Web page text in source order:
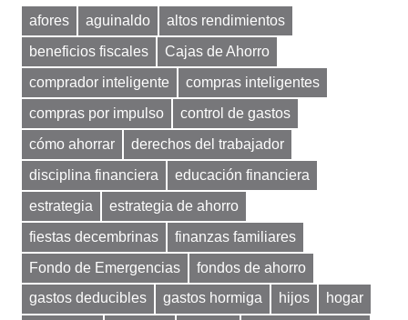
afores aguinaldo
altos rendimientos
beneficios fiscales
Cajas de Ahorro
comprador inteligente
compras inteligentes
compras por impulso
control de gastos
cómo ahorrar
derechos del trabajador
disciplina financiera
educación financiera
estrategia
estrategia de ahorro
fiestas decembrinas
finanzas familiares
Fondo de Emergencias
fondos de ahorro
gastos deducibles
gastos hormiga hijos
hogar